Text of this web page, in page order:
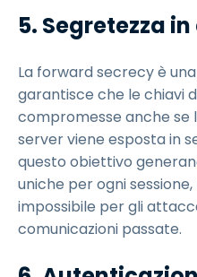
5. Segretezza
La forward secrecy è
garantisce che le chiavi
compromesse anche se
server viene esposta in
questo obiettivo
uniche per ogni
impossibile per gli
comunicazioni passate.